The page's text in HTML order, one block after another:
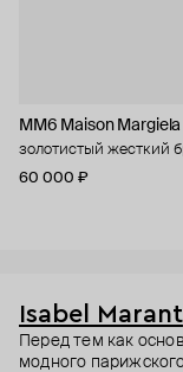
MM6 Maison Margiela
золотистый жесткий
60 000 ₽
Isabel Marant
Перед тем как
модного